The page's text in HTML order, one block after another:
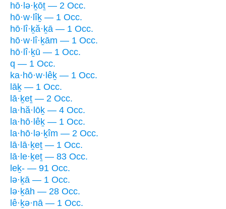
hō·lə·ḵōṯ — 2 Occ.
hō·w·lîḵ — 1 Occ.
hō·lî·ḵă·ḵā — 1 Occ.
hō·w·lî·ḵām — 1 Occ.
hō·lî·ḵū — 1 Occ.
q — 1 Occ.
ka·hō·w·lêḵ — 1 Occ.
lāḵ — 1 Occ.
lā·ḵeṯ — 2 Occ.
la·hă·lōḵ — 4 Occ.
la·hō·lêḵ — 1 Occ.
la·hō·lə·ḵîm — 2 Occ.
lā·lā·ḵeṯ — 1 Occ.
lā·le·ḵeṯ — 83 Occ.
leḵ- — 91 Occ.
lə·ḵā — 1 Occ.
lə·ḵāh — 28 Occ.
lê·ḵə·nā — 1 Occ.